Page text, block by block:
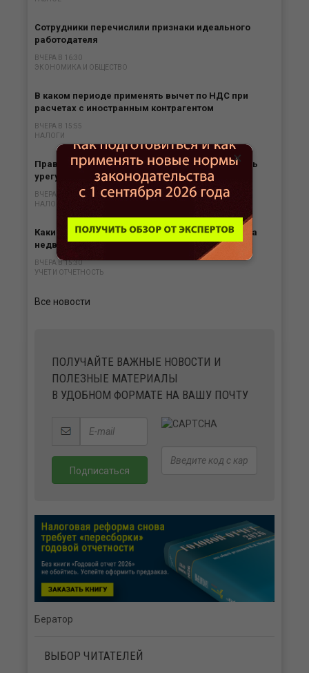
Сотрудники перечислили признаки идеального
работодателя
ВЧЕРА В 16:30
ЭКОНОМИКА И ОБЩЕСТВО
В каком периоде применять вычет по НДС при
расчетах с иностранным контрагентом
ВЧЕРА В 15:55
НАЛОГИ
Правило по НДС для «старых» договоров теперь
урегулированы НК РФ
ВЧЕРА В 15:52
НАЛОГИ
Какими документами подтвердить снос объекта
недвижимости
ВЧЕРА В 15:30
УЧЕТ И ОТЧЕТНОСТЬ
Все новости
ПОЛУЧАЙТЕ ВАЖНЫЕ НОВОСТИ И
ПОЛЕЗНЫЕ МАТЕРИАЛЫ
В УДОБНОМ ФОРМАТЕ НА ВАШУ ПОЧТУ
Бератор
ВЫБОР ЧИТАТЕЛЕЙ
×